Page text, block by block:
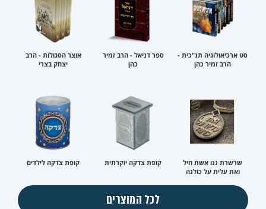
סט ארכיאולוגיה תנ"כית -
הרב זמיר כהן
ספר דניאל - הרב זמיר
כהן
אוצר הסגולות - הרב
יצחק בצרי
שרשרת ננו אשת חיל
ואת עלית על כולנה
קופת צדקה יוקרתית קופת צדקה לילדים
לכל המוצרים